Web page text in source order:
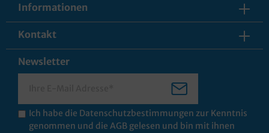
Informationen
Kontakt
Newsletter
Ich habe die Datenschutzbestimmungen zur Kenntnis
genommen und die AGB gelesen und bin mit ihnen